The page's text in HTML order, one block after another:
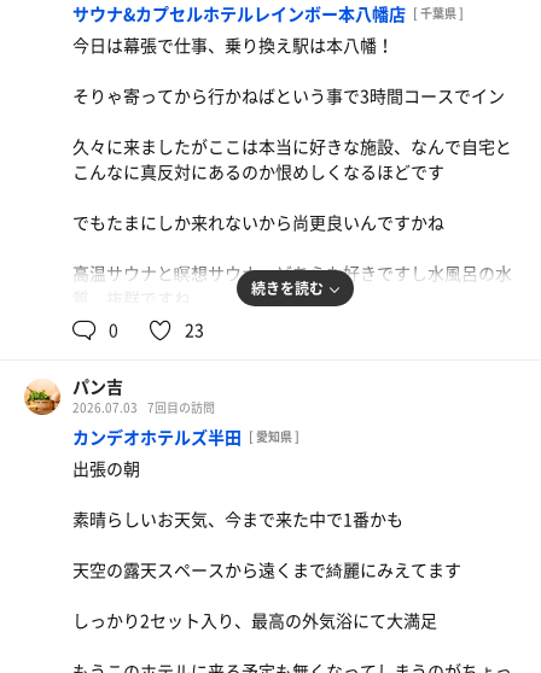
サウナ&カプセルホテルレインボー本八幡店 [ 千葉県 ]
今日は幕張で仕事、乗り換え駅は本八幡！
そりゃ寄ってから行かねばという事で3時間コースでイン
久々に来ましたがここは本当に好きな施設、なんで自宅と
こんなに真反対にあるのか恨めしくなるほどです
でもたまにしか来れないから尚更良いんですかね
高温サウナと瞑想サウナ、どちらも好きですし水風呂の水
3時間を使い切らずにチェックアウト、でも大満足でし
た、また来ます！
続きを読む
0 23
パン吉
2026.07.03 7回目の訪問
カンデオホテルズ半田 [ 愛知県 ]
出張の朝
素晴らしいお天気、今まで来た中で1番かも
天空の露天スペースから遠くまで綺麗にみえてます
しっかり2セット入り、最高の外気浴にて大満足